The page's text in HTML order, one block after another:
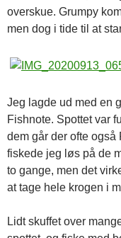
overskue. Grumpy
men dog i tide til at
Jeg lagde ud med en
Fishnote. Spottet var
dem går der ofte også
fiskede jeg løs på de
to gange, men det
at tage hele krogen i
Lidt skuffet over